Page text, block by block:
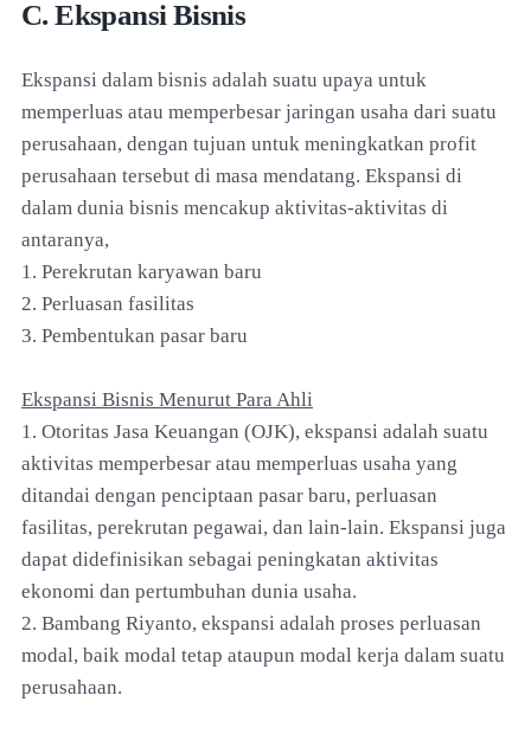
C. Ekspansi Bisnis
Ekspansi dalam bisnis adalah suatu upaya untuk
memperluas atau memperbesar jaringan usaha dari suatu
perusahaan, dengan tujuan untuk meningkatkan profit
perusahaan tersebut di masa mendatang. Ekspansi di
dalam dunia bisnis mencakup aktivitas-aktivitas di
antaranya,
1. Perekrutan karyawan baru
2. Perluasan fasilitas
3. Pembentukan pasar baru
Ekspansi Bisnis Menurut Para Ahli
1. Otoritas Jasa Keuangan (OJK), ekspansi adalah suatu
aktivitas memperbesar atau memperluas usaha yang
ditandai dengan penciptaan pasar baru, perluasan
fasilitas, perekrutan pegawai, dan lain-lain. Ekspansi juga
dapat didefinisikan sebagai peningkatan aktivitas
ekonomi dan pertumbuhan dunia usaha.
2. Bambang Riyanto, ekspansi adalah proses perluasan
modal, baik modal tetap ataupun modal kerja dalam suatu
perusahaan.